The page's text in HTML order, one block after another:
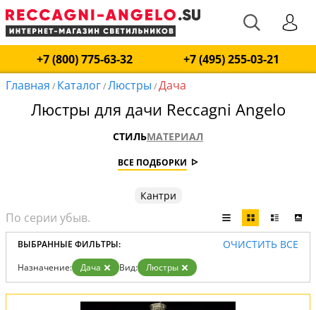
+7 (800) 775-63-32
+7 (495) 255-03-21
Главная / Каталог/Люстры /Дача
Люстры для дачи Reccagni Angelo
СТИЛЬМАТЕРИАЛ
ВСЕ ПОДБОРКИ
Кантри
ВЫБРАННЫЕ ФИЛЬТРЫ: ОЧИСТИТЬ ВСЕ
Назначение: Дача Вид: Люстры